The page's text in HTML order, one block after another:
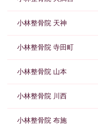
小林整骨院 天神
小林整骨院 寺田町
小林整骨院 山本
小林整骨院 川西
小林整骨院 布施